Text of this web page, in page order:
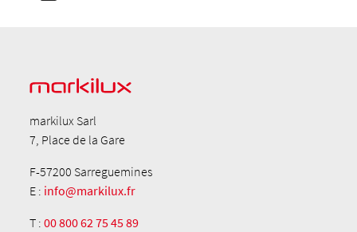
markilux Sarl
7, Place de la Gare
F-57200 Sarreguemines
E : info@markilux.fr
T :00 800 62 75 45 89